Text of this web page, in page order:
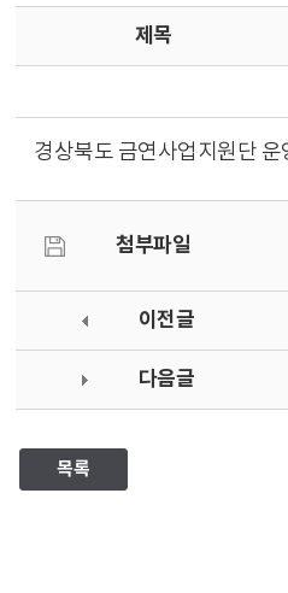
제목
경상북도 금연사업지원단
첨부파일
이전글
다음글
목록